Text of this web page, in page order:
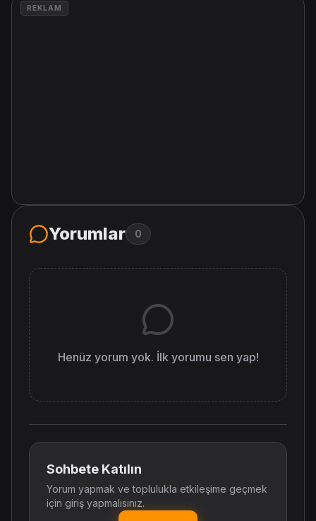
REKLAM
Yorumlar 0
Henüz yorum yok. İlk yorumu sen yap!
Sohbete Katılın
Yorum yapmak ve toplulukla etkileşime geçmek
için giriş yapmalısınız.